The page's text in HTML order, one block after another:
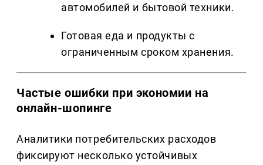
автомобилей и бытовой техники.
Готовая еда и продукты с
ограниченным сроком хранения.
Частые ошибки при экономии на
онлайн-шопинге
Аналитики потребительских расходов
фиксируют несколько устойчивых